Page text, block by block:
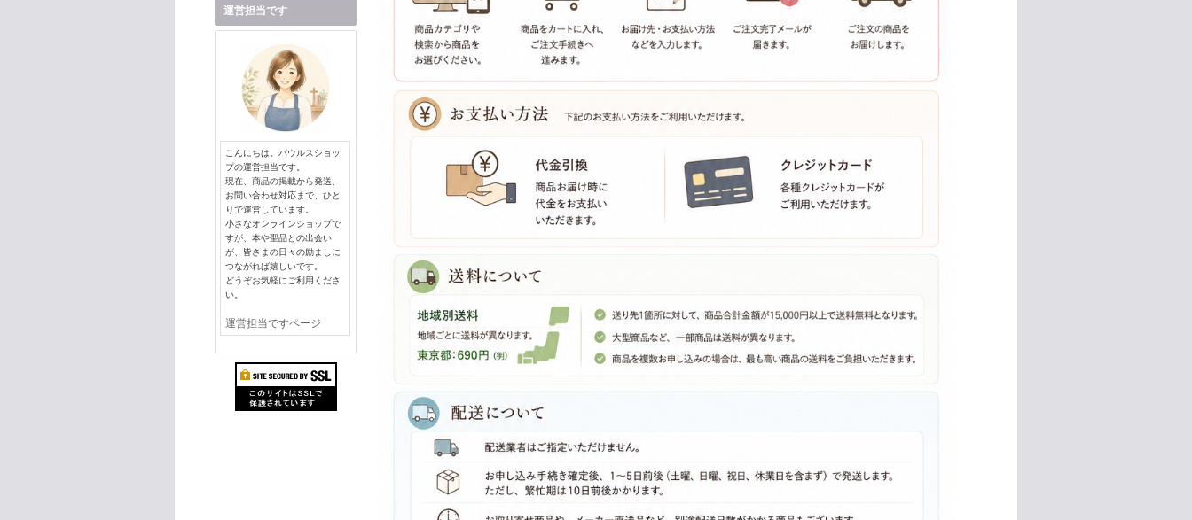
運営担当です
こんにちは。パウルスショッ
プの運営担当です。
現在、商品の掲載から発送、
お問い合わせ対応まで、ひと
りで運営しています。
小さなオンラインショップで
すが、本や聖品との出会い
が、皆さまの日々の励ましに
つながれば嬉しいです。
どうぞお気軽にご利用くださ
い。
運営担当ですページ